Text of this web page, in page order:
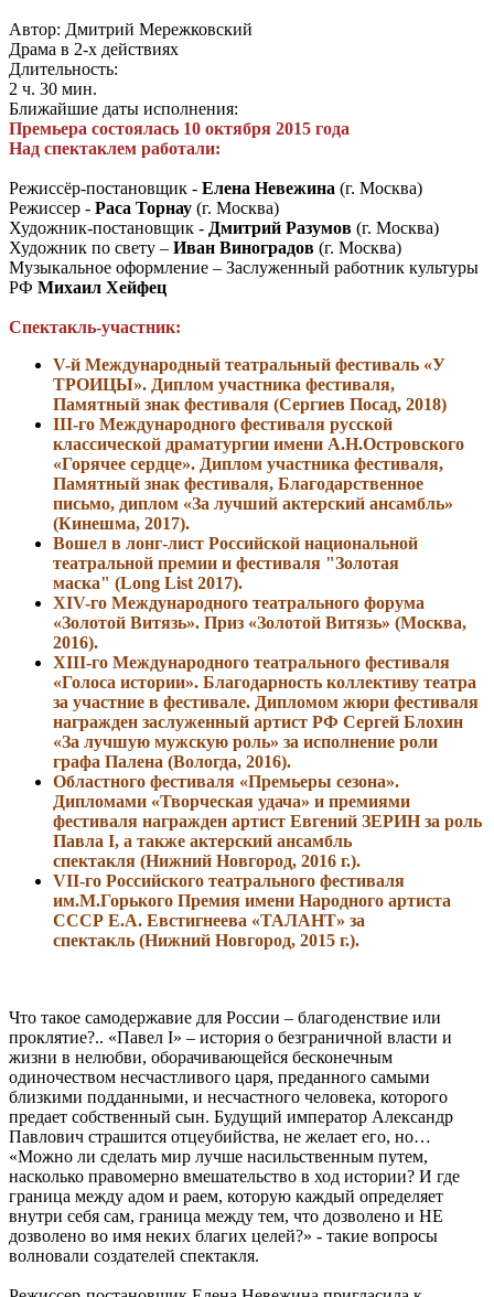
Автор: Дмитрий Мережковский
Драма в 2-х действиях
Длительность:
2 ч. 30 мин.
Ближайшие даты исполнения:
Премьера состоялась 10 октября 2015 года
Над спектаклем работали:
Режиссёр-постановщик - Елена Невежина (г. Москва)
Режиссер - Раса Торнау (г. Москва)
Художник-постановщик - Дмитрий Разумов (г. Москва)
Художник по свету – Иван Виноградов (г. Москва)
Музыкальное оформление – Заслуженный работник культуры
РФ Михаил Хейфец
Спектакль-участник:
V-й Международный театральный фестиваль «У
ТРОИЦЫ». Диплом участника фестиваля,
Памятный знак фестиваля (Сергиев Посад, 2018)
III-го Международного фестиваля русской
классической драматургии имени А.Н.Островского
«Горячее сердце». Диплом участника фестиваля,
Памятный знак фестиваля, Благодарственное
письмо, диплом «За лучший актерский ансамбль»
(Кинешма, 2017).
Вошел в лонг-лист Российской национальной
театральной премии и фестиваля "Золотая
маска" (Long List 2017).
ХIV-го Международного театрального форума
«Золотой Витязь». Приз «Золотой Витязь» (Москва,
2016).
XIII-го Международного театрального фестиваля
«Голоса истории». Благодарность коллективу театра
за участние в фестивале. Дипломом жюри фестиваля
награжден заслуженный артист РФ Сергей Блохин
«За лучшую мужскую роль» за исполнение роли
графа Палена (Вологда, 2016).
Областного фестиваля «Премьеры сезона».
Дипломами «Творческая удача» и премиями
фестиваля награжден артист Евгений ЗЕРИН за роль
Павла I, а также актерский ансамбль
спектакля (Нижний Новгород, 2016 г.).
VII-го Российского театрального фестиваля
им.М.Горького Премия имени Народного артиста
СССР Е.А. Евстигнеева «ТАЛАНТ» за
спектакль (Нижний Новгород, 2015 г.).
Что такое самодержавие для России – благоденствие или
проклятие?.. «Павел I» – история о безграничной власти и
жизни в нелюбви, оборачивающейся бесконечным
одиночеством несчастливого царя, преданного самыми
близкими подданными, и несчастного человека, которого
предает собственный сын. Будущий император Александр
Павлович страшится отцеубийства, не желает его, но…
«Можно ли сделать мир лучше насильственным путем,
насколько правомерно вмешательство в ход истории? И где
граница между адом и раем, которую каждый определяет
внутри себя сам, граница между тем, что дозволено и НЕ
дозволено во имя неких благих целей?» - такие вопросы
волновали создателей спектакля.